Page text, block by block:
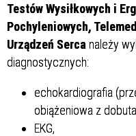
Struktura
Sprawa
Testów Wysiłkowych i
Pochyleniowych,
Urządzeń Serca należy
diagnostycznych:
echokardiografia
obiążeniowa z
EKG,